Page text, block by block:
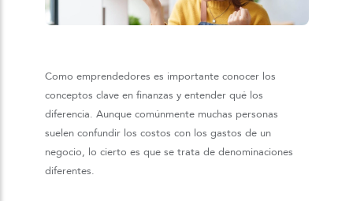
Como emprendedores es importante conocer los
conceptos clave en finanzas y entender qué los
diferencia. Aunque comúnmente muchas personas
suelen confundir los costos con los gastos de un
negocio, lo cierto es que se trata de denominaciones
diferentes.